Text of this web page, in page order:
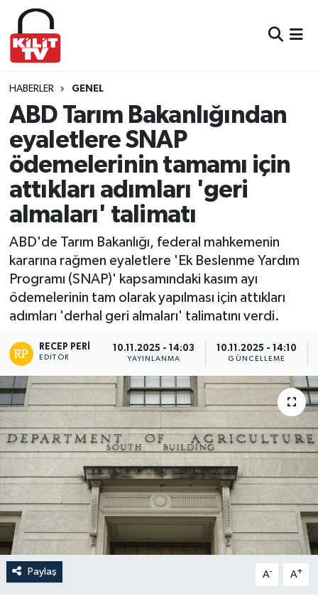
HABERLER GENEL
ABD Tarım Bakanlığından
eyaletlere SNAP
ödemelerinin tamamı için
attıkları adımları 'geri
almaları' talimatı
ABD'de Tarım Bakanlığı, federal mahkemenin
kararına rağmen eyaletlere 'Ek Beslenme Yardım
Programı (SNAP)' kapsamındaki kasım ayı
ödemelerinin tam olarak yapılması için attıkları
adımları 'derhal geri almaları' talimatını verdi.
RECEP PERI
EDITÖR
10.11.2025 - 14:03
YAYINLANMA
10.11.2025 - 14:10
GÜNCELLEME
Paylaş A- A+
Hava Durumu
Trafik Durumu
Süper Lig Puan Durumu ve Fikstür
Tüm Manşetler
Son Dakika Haberleri
Haber Arşivi